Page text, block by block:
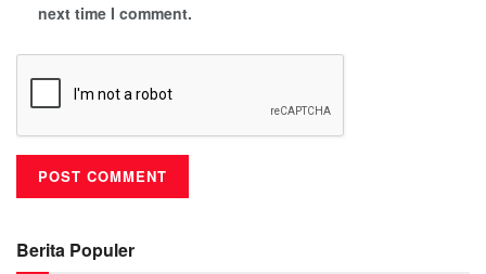
next time I comment.
Berita Populer